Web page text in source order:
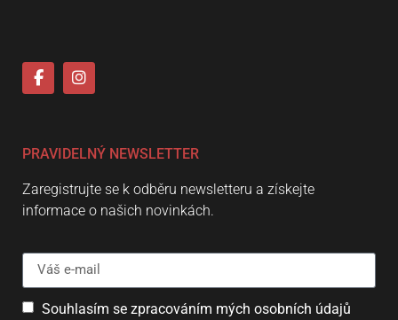
PRAVIDELNÝ NEWSLETTER
Zaregistrujte se k odběru newsletteru a získejte
informace o našich novinkách.
Souhlasím se zpracováním mých osobních údajů